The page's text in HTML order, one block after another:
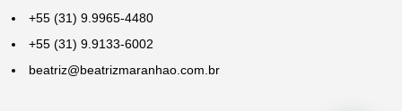
+55 (31) 9.9965-4480
+55 (31) 9.9133-6002
beatriz@beatrizmaranhao.com.br